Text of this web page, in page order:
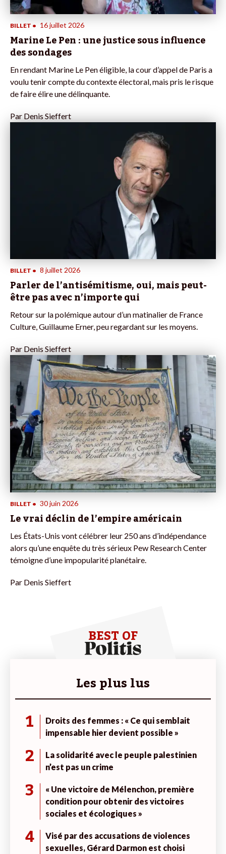
BILLET • 16 juillet 2026
Marine Le Pen : une justice sous influence
des sondages
En rendant Marine Le Pen éligible, la cour d’appel de Paris a
voulu tenir compte du contexte électoral, mais pris le risque
de faire élire une délinquante.
Par Denis Sieffert
BILLET • 8 juillet 2026
Parler de l’antisémitisme, oui, mais peut-
être pas avec n’importe qui
Retour sur la polémique autour d’un matinalier de France
Culture, Guillaume Erner, peu regardant sur les moyens.
Par Denis Sieffert
BILLET • 30 juin 2026
Le vrai déclin de l’empire américain
Les États-Unis vont célébrer leur 250 ans d’indépendance
alors qu’une enquête du très sérieux Pew Research Center
témoigne d’une impopularité planétaire.
Par Denis Sieffert
BEST OF
Les plus lus
1
Droits des femmes : « Ce qui semblait
impensable hier devient possible »
2
La solidarité avec le peuple palestinien
n’est pas un crime
3
« Une victoire de Mélenchon, première
condition pour obtenir des victoires
sociales et écologiques »
4
Visé par des accusations de violences
sexuelles, Gérard Darmon est choisi